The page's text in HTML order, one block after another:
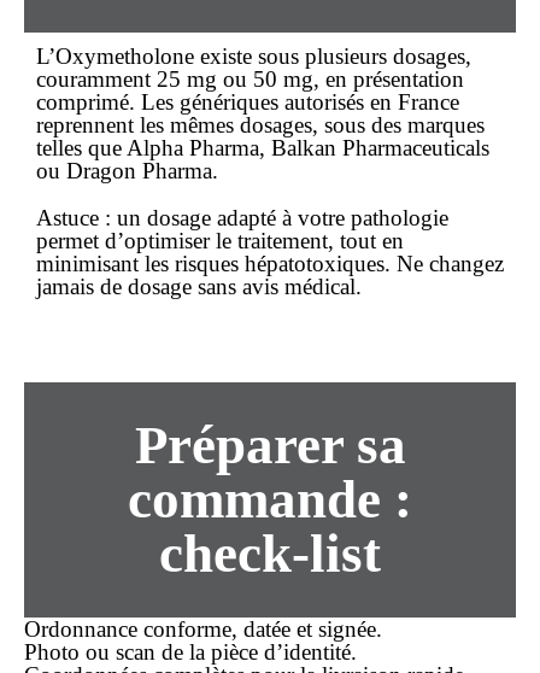
L’Oxymetholone existe sous plusieurs dosages,
couramment 25 mg ou 50 mg, en présentation
comprimé. Les génériques autorisés en France
reprennent les mêmes dosages, sous des marques
telles que Alpha Pharma, Balkan Pharmaceuticals
ou Dragon Pharma.
Astuce : un dosage adapté à votre pathologie
permet d’optimiser le traitement, tout en
minimisant les risques hépatotoxiques. Ne changez
jamais de dosage sans avis médical.
Préparer sa
commande :
check-list
Ordonnance conforme, datée et signée.
Photo ou scan de la pièce d’identité.